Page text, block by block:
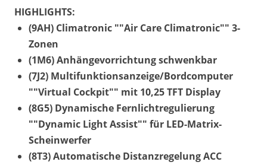
HIGHLIGHTS:
(9AH) Climatronic ""Air Care Climatronic"" 3-
Zonen
(1M6) Anhängevorrichtung schwenkbar
(7J2) Multifunktionsanzeige/Bordcomputer
""Virtual Cockpit"" mit 10,25 TFT Display
(8G5) Dynamische Fernlichtregulierung
""Dynamic Light Assist"" für LED-Matrix-
Scheinwerfer
(8T3) Automatische Distanzregelung ACC